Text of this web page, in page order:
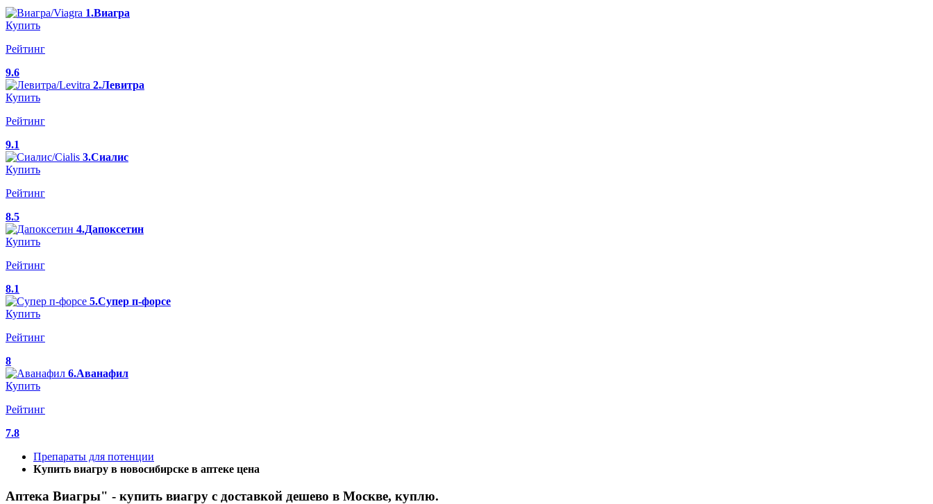
1.Виагра
Купить
Рейтинг
9.6
2.Левитра
Купить
Рейтинг
9.1
3.Сиалис
Купить
Рейтинг
8.5
4.Дапоксетин
Купить
Рейтинг
8.1
5.Супер п-форсе
Купить
Рейтинг
8
6.Аванафил
Купить
Рейтинг
7.8
Препараты для потенции
Купить виагру в новосибирске в аптеке цена
Аптека Виагры" - купить виагру с доставкой дешево в Москве, куплю.